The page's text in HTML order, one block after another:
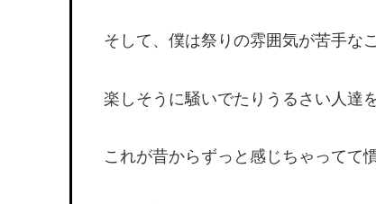
そして、僕は祭りの雰囲気が苦手な
楽しそうに騒いでたりうるさい人達
これが昔からずっと感じちゃってて